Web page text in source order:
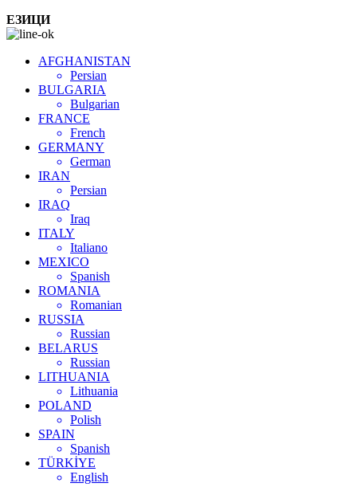
ЕЗИЦИ
AFGHANISTAN
Persian
BULGARIA
Bulgarian
FRANCE
French
GERMANY
German
IRAN
Persian
IRAQ
Iraq
ITALY
Italiano
MEXICO
Spanish
ROMANIA
Romanian
RUSSIA
Russian
BELARUS
Russian
LITHUANIA
Lithuania
POLAND
Polish
SPAIN
Spanish
TÜRKİYE
English